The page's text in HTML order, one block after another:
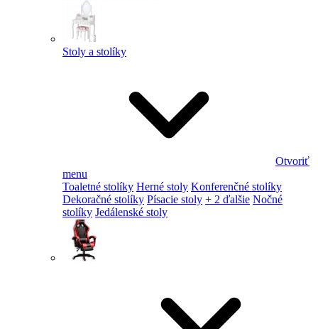
Stoly a stolíky
Otvoriť
menu
Toaletné stolíky Herné stoly Konferenčné stolíky
Dekoračné stolíky Písacie stoly + 2 ďalšie Nočné
stolíky Jedálenské stoly